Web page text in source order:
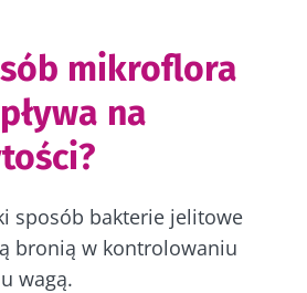
mieć zrównoważoną
kałowej
mikroflora
na
sposób bakterie jelitowe
bronią w kontrolowaniu
wagą.